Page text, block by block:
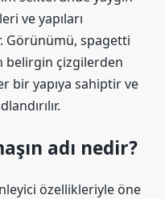
ve yapıları
Görünümü, spagetti
belirgin çizgilerden
bir yapıya sahiptir ve
adı nedir?
özellikleriyle öne